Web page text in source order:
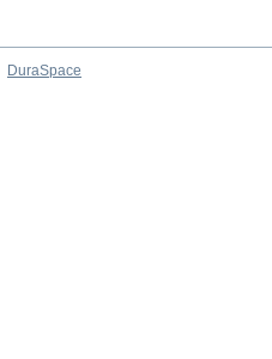
DuraSpace